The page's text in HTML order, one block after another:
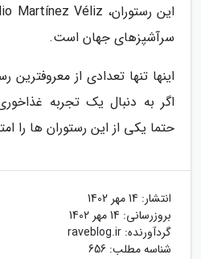
سرآشپزهای جهان است.
اینها تنها تعدادی از
اگر به دنبال یک تجربه
حتما یکی از این رستوران ها را
انتشار: 14 مهر 1402
بروزرسانی: 14 مهر 1402
گردآورنده: raveblog.ir
شناسه مطلب: 656